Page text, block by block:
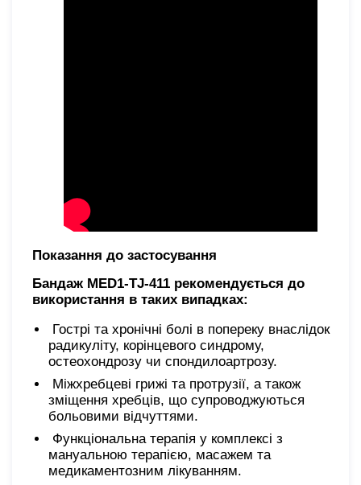
Показання до застосування
Бандаж MED1-TJ-411 рекомендується до
використання в таких випадках:
Гострі та хронічні болі в попереку внаслідок
радикуліту, корінцевого синдрому,
остеохондрозу чи спондилоартрозу.
Міжхребцеві грижі та протрузії, а також
зміщення хребців, що супроводжуються
больовими відчуттями.
Функціональна терапія у комплексі з
мануальною терапією, масажем та
медикаментозним лікуванням.